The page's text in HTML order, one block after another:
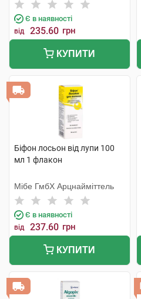
Є в наявності
від 235.60 грн
КУПИТИ
Біфон лосьон від лупи 100
мл 1 флакон
Мібе ГмбХ Арцнайміттель
Є в наявності
від 237.60 грн
КУПИТИ